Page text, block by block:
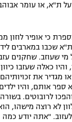
ת"א, או עומר
כי אופיר לוזון
שכבו במארבים
מי שעוזב. שחקנים
כאלה שעזבו
מגדיר את
אותם, והיו
לרובוטים.
לא רוצה מישהו,
"אתה יודע כמה